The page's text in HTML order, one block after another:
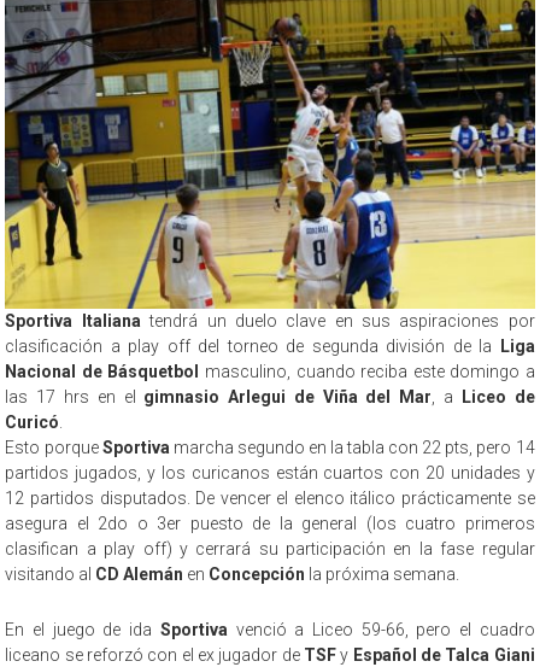
Sportiva Italianatendrá un duelo clave en sus aspiraciones por
clasificación a play off del torneo de segunda división de la
Liga
Nacional de Básquetbol
masculino, cuando reciba este domingo a
las 17 hrs en el gimnasio Arlegui de Viña del Mar, a
Liceo de
Curicó.
Esto porqueSportivamarcha segundo en la tabla con 22 pts, pero 14
partidos jugados, y los curicanos están cuartos con 20 unidades y
12 partidos disputados. De vencer el elenco itálico prácticamente se
asegura el 2do o 3er puesto de la general (los cuatro primeros
clasifican a play off) y cerrará su participación en la fase regular
visitando al CD Alemán en Concepción la próxima semana.
En el juego de ida Sportivavenció a Liceo 59-66, pero el cuadro
liceano se reforzó con el ex jugador de TSFy Español de Talca Giani